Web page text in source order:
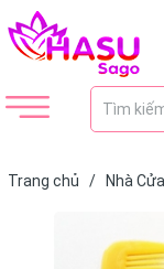
Trang chủ / Nhà